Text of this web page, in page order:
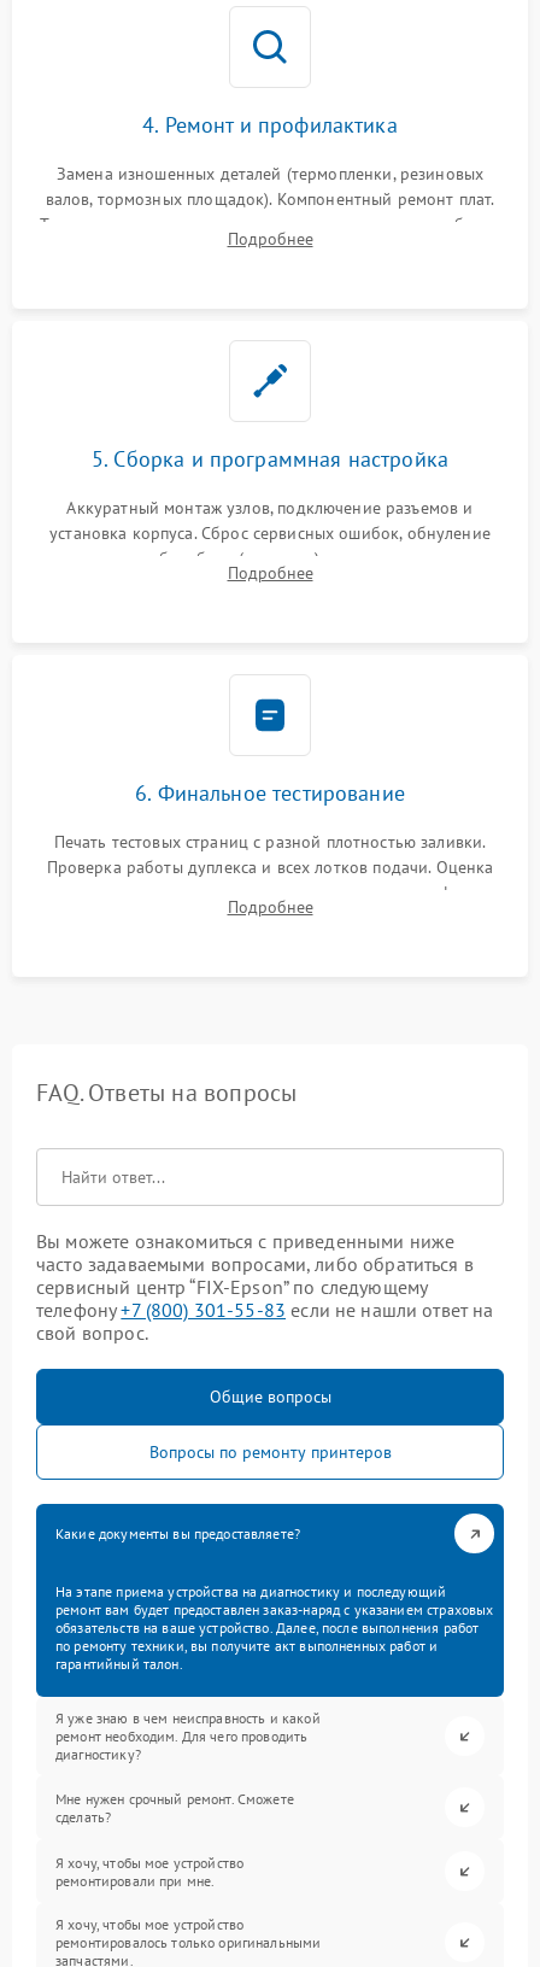
4. Ремонт и профилактика
Замена изношенных деталей (термопленки, резиновых
валов, тормозных площадок). Компонентный ремонт плат.
Тщательная очистка тракта печати, контактов и линз блока
лазера (LSU) от просыпанного тонера и пыли.
Подробнее
5. Сборка и программная настройка
Аккуратный монтаж узлов, подключение разъемов и
установка корпуса. Сброс сервисных ошибок, обнуление
счетчиков абсорбера (памперса) или узла переноса,
обновление прошивки и программная калибровка аппарата.
Подробнее
6. Финальное тестирование
Печать тестовых страниц с разной плотностью заливки.
Проверка работы дуплекса и всех лотков подачи. Оценка
качества запекания тонера и полное отсутствие дефектов
изображения перед выдачей готового устройства.
Подробнее
FAQ. Ответы на вопросы
Вы можете ознакомиться с приведенными ниже
часто задаваемыми вопросами, либо обратиться в
сервисный центр “FIX-Epson” по следующему
телефону+7 (800) 301-55-83 если не нашли ответ на
свой вопрос.
Общие вопросы
Вопросы по ремонту принтеров
Какие документы вы предоставляете?
На этапе приема устройства на диагностику и последующий
ремонт вам будет предоставлен заказ-наряд с указанием страховых
обязательств на ваше устройство. Далее, после выполнения работ
по ремонту техники, вы получите акт выполненных работ и
гарантийный талон.
Я уже знаю в чем неисправность и какой
ремонт необходим. Для чего проводить
диагностику?
Мне нужен срочный ремонт. Сможете
сделать?
Я хочу, чтобы мое устройство
ремонтировали при мне.
Я хочу, чтобы мое устройство
ремонтировалось только оригинальными
запчастями.